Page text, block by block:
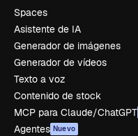
Spaces
Asistente de IA
Generador de imágenes
Generador de vídeos
Texto a voz
Contenido de stock
MCP para Claude/ChatGPT
Agentes Nuevo